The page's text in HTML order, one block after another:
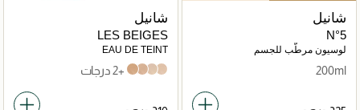
شانيل
N°5
لوسيون مرطّب للجسم
200ml
شانيل
LES BEIGES
EAU DE TEINT
medium light
Medium
medium plus
light deep
+2 درجات